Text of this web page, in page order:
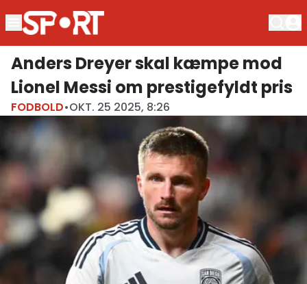
Anders Dreyer skal kæmpe mod
Lionel Messi om prestigefyldt pris
FODBOLD•OKT. 25 2025, 8:26